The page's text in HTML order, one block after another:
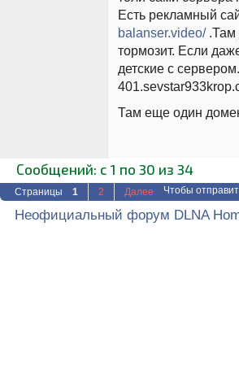
Есть рекламный
balanser.video/.Там
тормозит. Если
детские с
Там еще один
Сообщений: с 1 по 30 из 34
Страницы 1 2 Далее Чтобы
Неофициальный форум DLNA